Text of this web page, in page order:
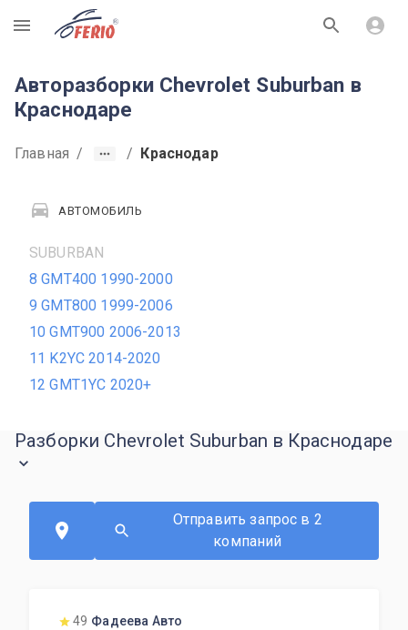
R
Авторазборки Chevrolet Suburban в
Краснодаре
Главная / / Краснодар
АВТОМОБИЛЬ
SUBURBAN
8 GMT400 1990-2000
9 GMT800 1999-2006
10 GMT900 2006-2013
11 K2YC 2014-2020
12 GMT1YC 2020+
Разборки Chevrolet Suburban в Краснодаре
Отправить запрос в 2
компаний
49 Фадеева Авто